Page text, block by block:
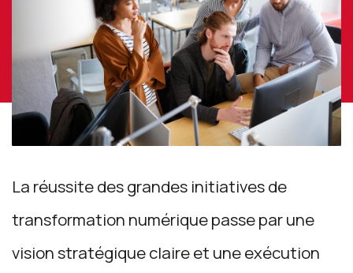
La réussite des grandes initiatives de
transformation numérique passe par une
vision stratégique claire et une exécution